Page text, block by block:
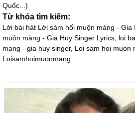
Quốc...)
Từ khóa tìm kiếm:
Lời bài hát Lời sám hối muộn màng - Gia
muộn màng - Gia Huy Singer Lyrics, loi
mang - gia huy singer, Loi sam hoi muon
Loisamhoimuonmang